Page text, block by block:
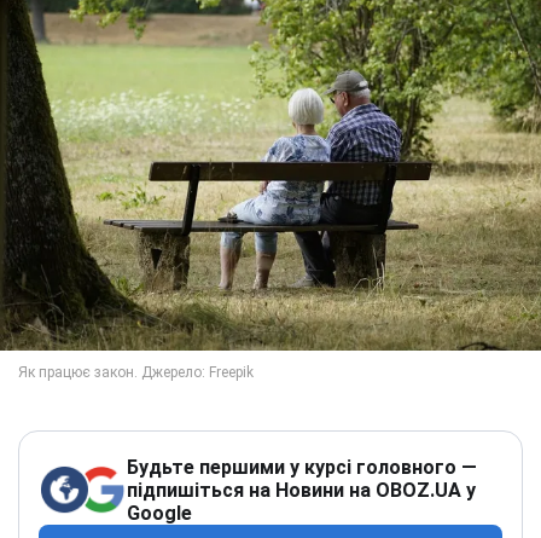
Будьте першими у курсі головного —
підпишіться на Новини на OBOZ.UA у
Google